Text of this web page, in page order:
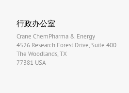
行政办公室
Crane ChemPharma & Energy
4526 Research Forest Drive, Suite 400
The Woodlands, TX
77381 USA